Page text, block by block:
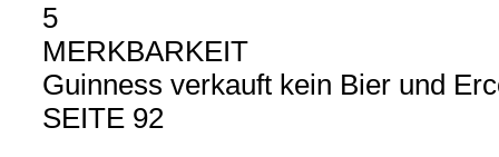
5
MERKBARKEIT
Guinness verkauft kein Bier und
SEITE 92